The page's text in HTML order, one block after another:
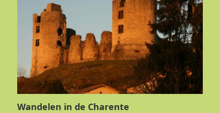
Wandelen in de Charente